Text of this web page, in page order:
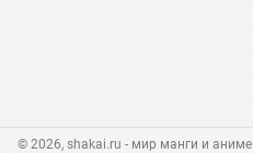
© 2026, shakai.ru - мир манги и аниме